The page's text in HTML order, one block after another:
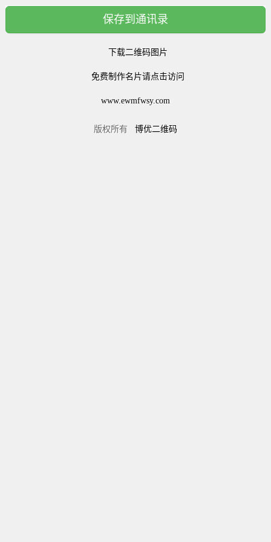
保存到通讯录
下载二维码图片
免费制作名片请点击访问
www.ewmfwsy.com
版权所有 博优二维码